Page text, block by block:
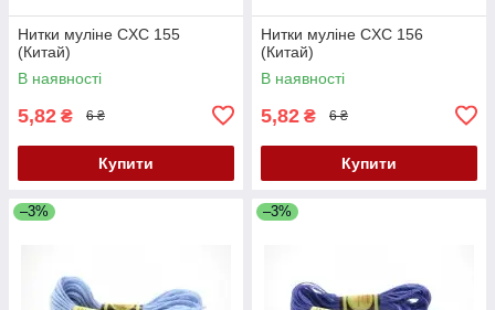
Нитки муліне CXC 155
(Китай)
В наявності
5,82 ₴ 6 ₴
Купити
Нитки муліне CXC 156
(Китай)
В наявності
5,82 ₴ 6 ₴
Купити
–3% –3%